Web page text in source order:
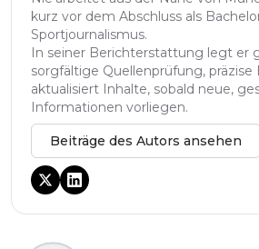
kurz vor dem Abschluss als
Sportjournalismus.
In seiner Berichterstattung legt er
sorgfältige Quellenprüfung, präzise
aktualisiert Inhalte, sobald neue,
Informationen vorliegen.
Beiträge des Autors ansehen